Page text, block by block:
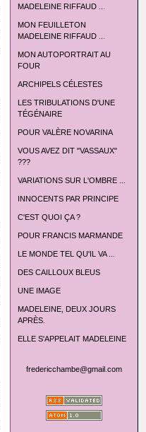
MADELEINE RIFFAUD ...
MON FEUILLETON
MADELEINE RIFFAUD ...
MON AUTOPORTRAIT AU
FOUR
ARCHIPELS CÉLESTES
LES TRIBULATIONS D'UNE
TÉGÉNAIRE
POUR VALÈRE NOVARINA
VOUS AVEZ DIT "VASSAUX"
???
VARIATIONS SUR L'OMBRE ...
INNOCENTS PAR PRINCIPE
C'EST QUOI ÇA ?
POUR FRANCIS MARMANDE
LE MONDE TEL QU'IL VA ...
DES CAILLOUX BLEUS
UNE IMAGE
MADELEINE, DEUX JOURS
APRÈS.
ELLE S'APPELAIT MADELEINE
fredericchambe@gmail.com